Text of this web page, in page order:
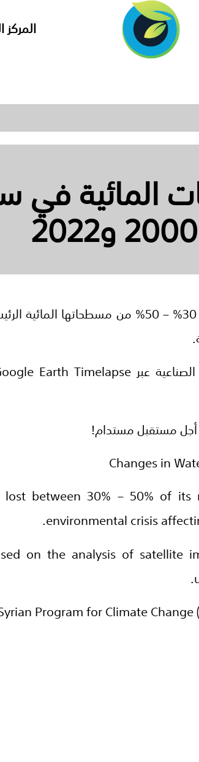
المركز
المائية في
منذ عام 2000، شهدت سوريا خسارة تتراوح بين 30% –
Changes in
lost between 30% – 50% of
environmental crisis
on the analysis of satellite
Program for Climate Change